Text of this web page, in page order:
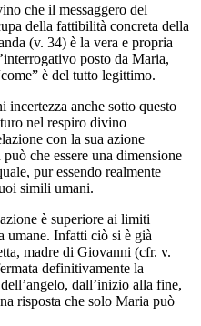
che il messaggero del
della fattibilità concreta della
(v. 34) è la vera e propria
posto da Maria,
è del tutto legittimo.
incertezza anche sotto questo
nel respiro divino
con la sua azione
che essere una dimensione
pur essendo realmente
simili umani.
è superiore ai limiti
umane. Infatti ciò si è già
madre di Giovanni (cfr. v.
definitivamente la
dall’inizio alla fine,
risposta che solo Maria può